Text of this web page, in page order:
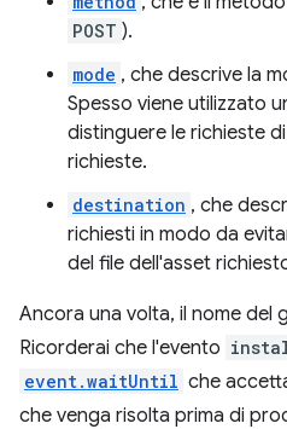
POST ).
mode , che descrive la
Spesso viene utilizzato
distinguere le richieste
richieste.
destination , che
richiesti in modo da
del file dell'asset
Ancora una volta, il nome del
Ricorderai che l'evento
event.waitUntil che
che venga risolta prima di